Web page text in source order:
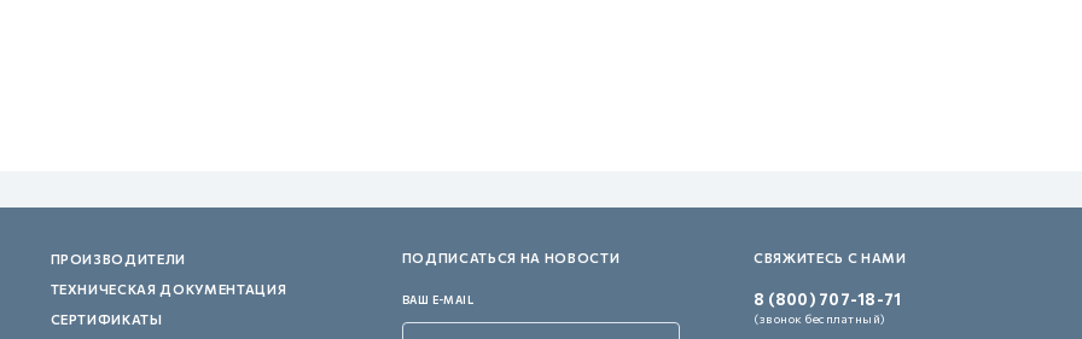
ПРОИЗВОДИТЕЛИ
ТЕХНИЧЕСКАЯ ДОКУМЕНТАЦИЯ
СЕРТИФИКАТЫ
ПОДПИСАТЬСЯ НА НОВОСТИ
ВАШ E-MAIL
СВЯЖИТЕСЬ С НАМИ
8 (800) 707-18-71
(звонок бесплатный)